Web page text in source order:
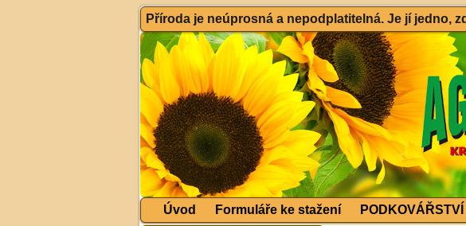
Příroda je neúprosná a nepodplatitelná. Je jí jedno,
Úvod Formuláře ke stažení